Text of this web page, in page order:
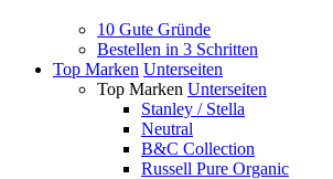
10 Gute Gründe
Bestellen in 3 Schritten
Top Marken Unterseiten
Top Marken Unterseiten
Stanley / Stella
Neutral
B&C Collection
Russell Pure Organic